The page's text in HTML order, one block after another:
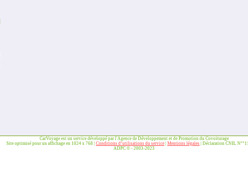
CarVoyage est un service développé par l'Agence de Développement et de Promotion du Covoiturage
Site optimisé pour un affichage en 1024 x 768 | Conditions d’utilisations du service Mentions légales | Déclaration CNIL
ADPC © - 2003-2023